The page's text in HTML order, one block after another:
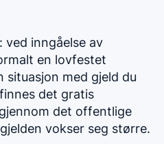
ved inngåelse av
en lovfestet
situasjon med gjeld du
det gratis
det offentlige
vokser seg større.